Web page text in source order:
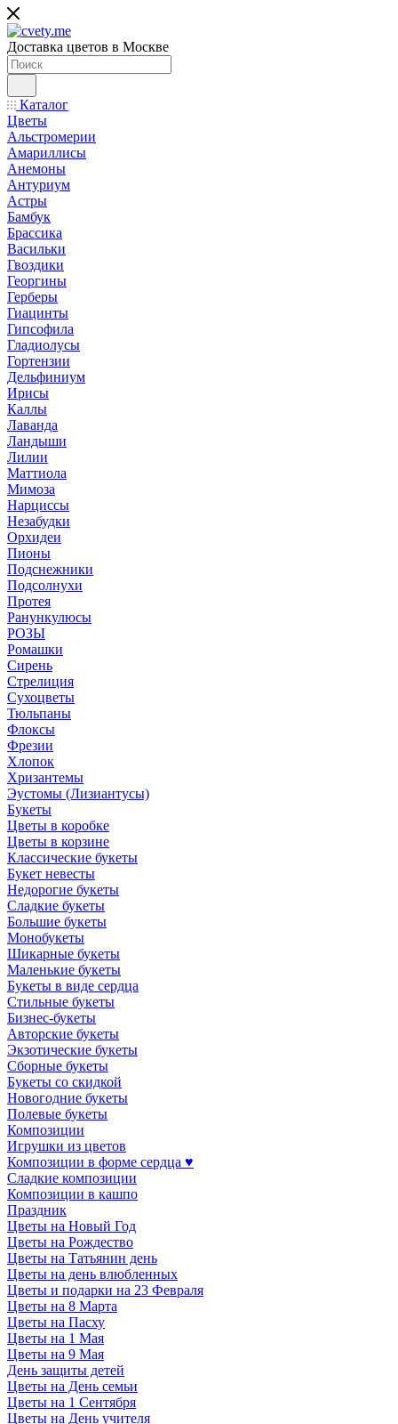
Доставка цветов в Москве
Каталог
Цветы
Альстромерии
Амариллисы
Анемоны
Антуриум
Астры
Бамбук
Брассика
Васильки
Гвоздики
Георгины
Герберы
Гиацинты
Гипсофила
Гладиолусы
Гортензии
Дельфиниум
Ирисы
Каллы
Лаванда
Ландыши
Лилии
Маттиола
Мимоза
Нарциссы
Незабудки
Орхидеи
Пионы
Подснежники
Подсолнухи
Протея
Ранункулюсы
РОЗЫ
Ромашки
Сирень
Стрелиция
Сухоцветы
Тюльпаны
Флоксы
Фрезии
Хлопок
Хризантемы
Эустомы (Лизиантусы)
Букеты
Цветы в коробке
Цветы в корзине
Классические букеты
Букет невесты
Недорогие букеты
Сладкие букеты
Большие букеты
Монобукеты
Шикарные букеты
Маленькие букеты
Букеты в виде сердца
Стильные букеты
Бизнес-букеты
Авторские букеты
Экзотические букеты
Сборные букеты
Букеты со скидкой
Новогодние букеты
Полевые букеты
Композиции
Игрушки из цветов
Композиции в форме сердца ♥
Сладкие композиции
Композиции в кашпо
Праздник
Цветы на Новый Год
Цветы на Рождество
Цветы на Татьянин день
Цветы на день влюбленных
Цветы и подарки на 23 Февраля
Цветы на 8 Марта
Цветы на Пасху
Цветы на 1 Мая
Цветы на 9 Мая
День защиты детей
Цветы на День семьи
Цветы на 1 Сентября
Цветы на День учителя